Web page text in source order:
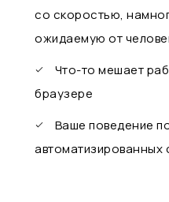
со скоростью,
ожидаемую от
Что-то мешает
браузере
Ваше поведение
автоматизированных